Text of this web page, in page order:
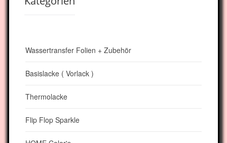
Wassertransfer Folien + Zubehör
Basislacke ( Vorlack )
Thermolacke
Flip Flop Sparkle